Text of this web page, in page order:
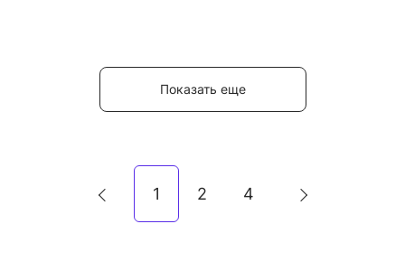
Показать еще
1 2 4